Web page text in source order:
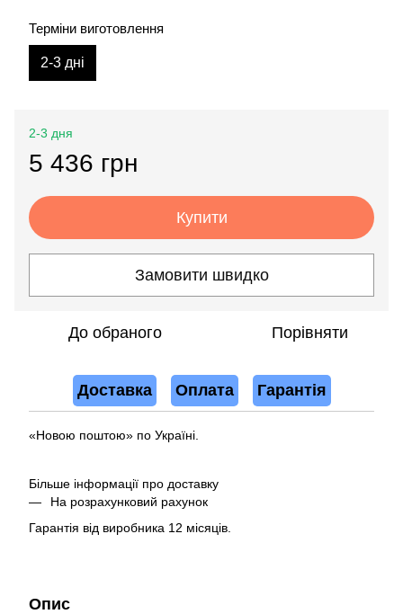
Терміни виготовлення
2-3 дні
2-3 дня
5 436 грн
Купити
Замовити швидко
До обраного Порівняти
Доставка Оплата Гарантія
«Новою поштою» по Україні.
Більше інформації про доставку
На розрахунковий рахунок
Гарантія від виробника 12 місяців.
Опис